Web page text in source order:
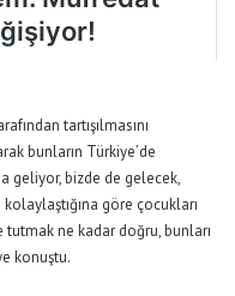
tartışılmasını
bunların Türkiye’de
geliyor, bizde de gelecek,
göre çocukları
ne kadar doğru, bunları
konuştu.